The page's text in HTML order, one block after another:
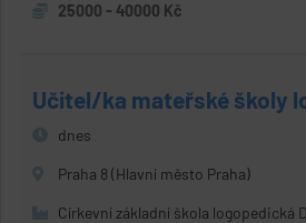
25000 - 40000 Kč
Učitel/ka mateřské školy
dnes
Praha 8 (Hlavní město Praha)
Církevní základní škola logopedická